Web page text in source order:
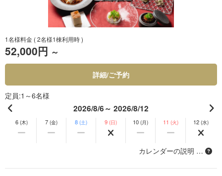
1名様料金 ( 2名様1棟利用時 )
52,000円 ～
詳細/ご予約
定員 1～6名様
2026/8/6～ 2026/8/12
6 (木) 7 (金) 8 (土) 9 (日) 10 (月) 11 (火) 12 (水)
カレンダーの説明 …